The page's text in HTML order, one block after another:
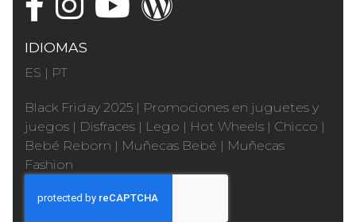
IDIOMAS
ES | PT
Black Friday 2025 | Promociones en juguetes y
juegos | Disfraces | Lego | Hot Wheels | Chicco |
Bebé Reborn | Muñecas Bebé | Muñecas
Fashion